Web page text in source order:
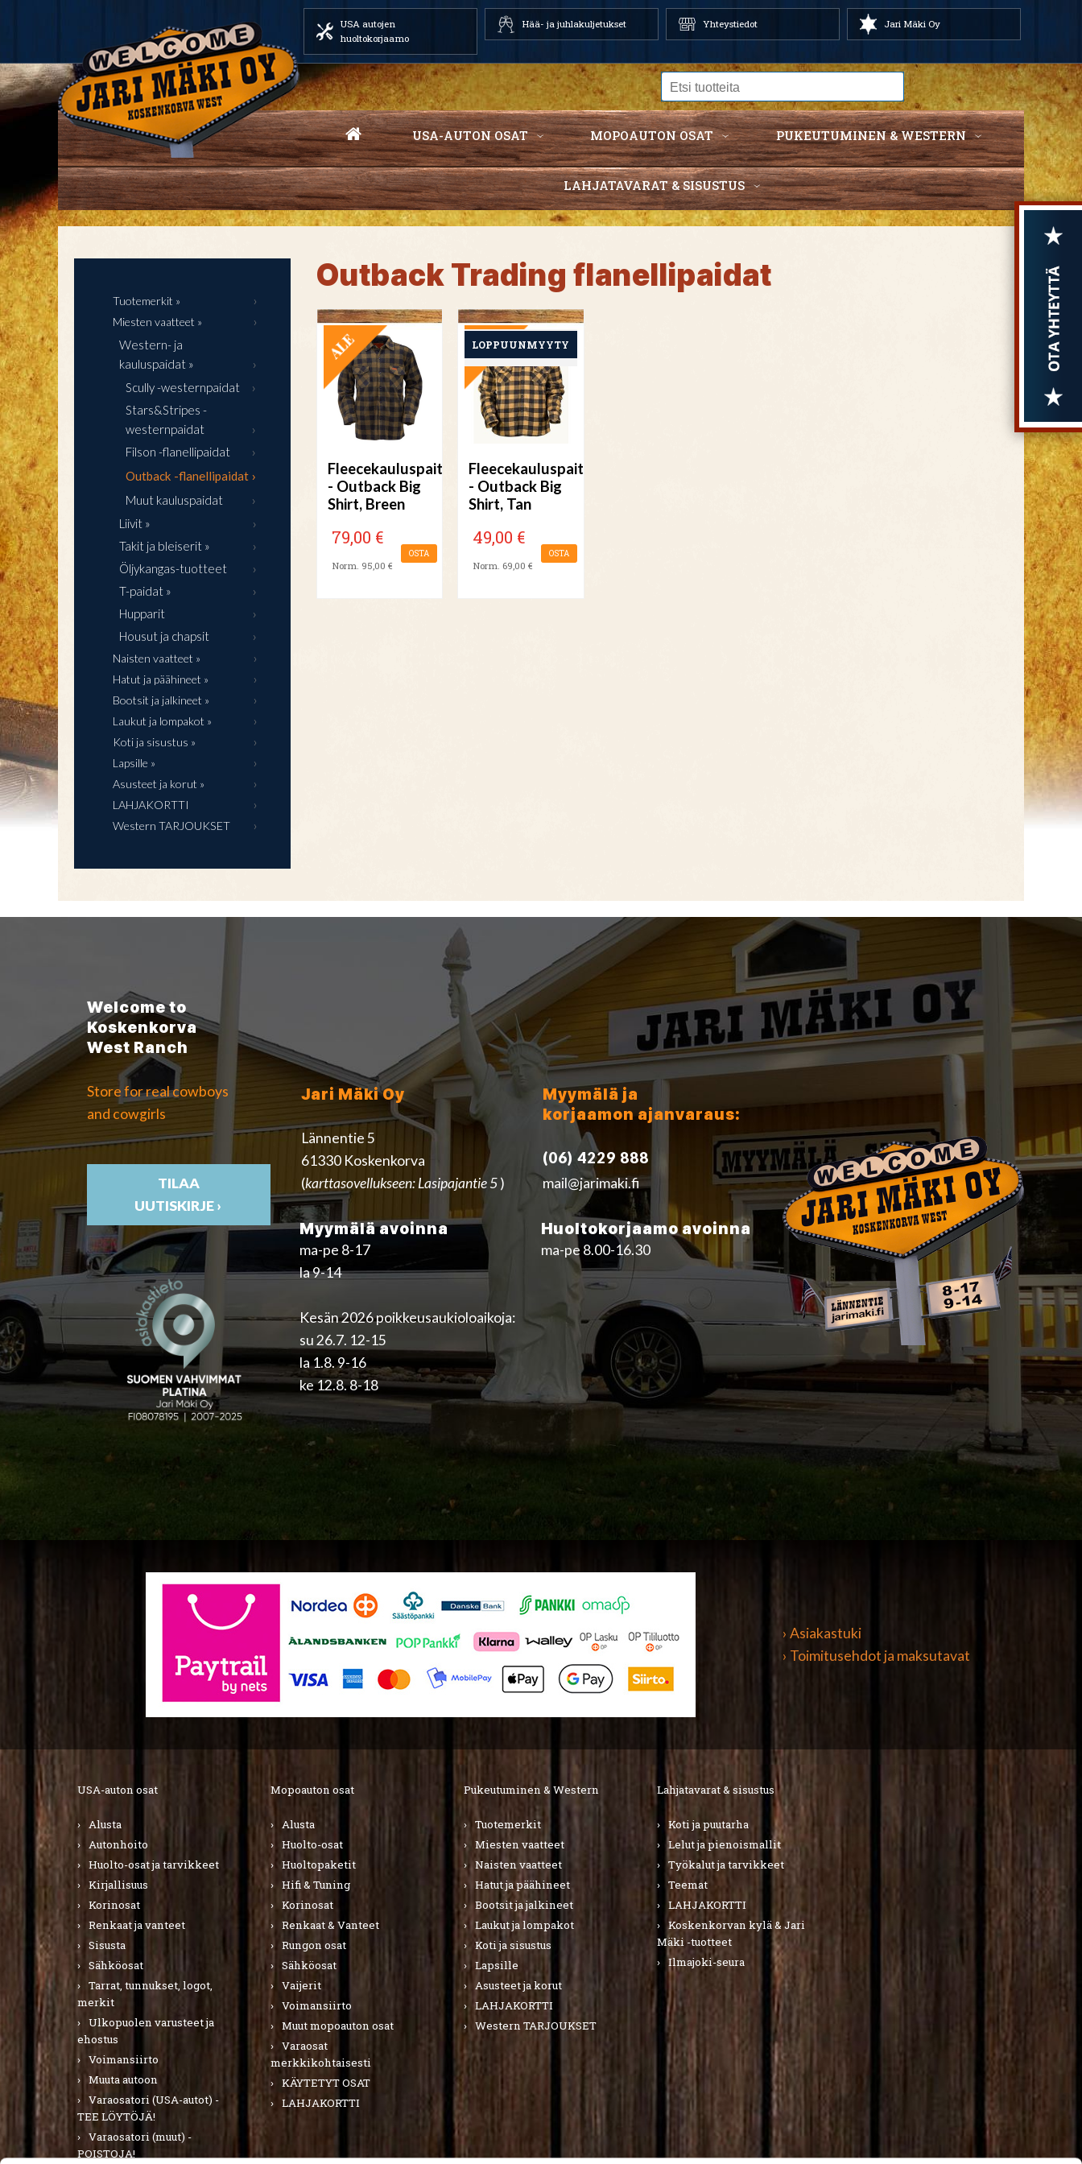
USA autojen
huoltokorjaamo
Hää- ja juhlakuljetukset Yhteystiedot Jari Mäki Oy
USA-AUTON OSAT MOPOAUTON OSAT PUKEUTUMINEN & WESTERN
LAHJATAVARAT & SISUSTUS
Tuotemerkit »
Miesten vaatteet »
Western- ja
kauluspaidat »
Scully -westernpaidat
Stars&Stripes -
westernpaidat
Filson -flanellipaidat
Outback -flanellipaidat
Muut kauluspaidat
Liivit »
Takit ja bleiserit »
Öljykangas-tuotteet
T-paidat »
Hupparit
Housut ja chapsit
Naisten vaatteet »
Hatut ja päähineet »
Bootsit ja jalkineet »
Laukut ja lompakot »
Koti ja sisustus »
Lapsille »
Asusteet ja korut »
LAHJAKORTTI
Western TARJOUKSET
Outback Trading flanellipaidat
TARJOUS
Fleecekauluspaita
- Outback Big
Shirt, Breen
79,00 €
Norm. 95,00 €
OSTA
Fleecekauluspaita
- Outback Big
Shirt, Tan
49,00 €
Norm. 69,00 €
OSTA
Welcome to
Koskenkorva
West Ranch
Store for real cowboys
and cowgirls
TILAA
UUTISKIRJE ›
Jari Mäki Oy
Lännentie 5
61330 Koskenkorva
(karttasovellukseen: Lasipajantie 5)
Myymälä ja
korjaamon ajanvaraus:
(06) 4229 888
mail@jarimaki.fi
Myymälä avoinna
ma-pe 8-17
la 9-14
Kesän 2026 poikkeusaukioloaikoja:
su 26.7. 12-15
la 1.8. 9-16
ke 12.8. 8-18
Huoltokorjaamo avoinna
ma-pe 8.00-16.30
› Asiakastuki
› Toimitusehdot ja maksutavat
USA-auton osat
Alusta
Autonhoito
Huolto-osat ja tarvikkeet
Kirjallisuus
Korinosat
Renkaat ja vanteet
Sisusta
Sähköosat
Tarrat, tunnukset, logot,
merkit
Ulkopuolen varusteet ja
ehostus
Voimansiirto
Muuta autoon
Varaosatori (USA-autot) -
TEE LÖYTÖJÄ!
Varaosatori (muut) -
POISTOJA!
Mopoauton osat
Alusta
Huolto-osat
Huoltopaketit
Hifi & Tuning
Korinosat
Renkaat & Vanteet
Rungon osat
Sähköosat
Vaijerit
Voimansiirto
Muut mopoauton osat
Varaosat
merkkikohtaisesti
KÄYTETYT OSAT
LAHJAKORTTI
Pukeutuminen & Western
Tuotemerkit
Miesten vaatteet
Naisten vaatteet
Hatut ja päähineet
Bootsit ja jalkineet
Laukut ja lompakot
Koti ja sisustus
Lapsille
Asusteet ja korut
LAHJAKORTTI
Western TARJOUKSET
Lahjatavarat & sisustus
Koti ja puutarha
Lelut ja pienoismallit
Työkalut ja tarvikkeet
Teemat
LAHJAKORTTI
Koskenkorvan kylä & Jari
Mäki -tuotteet
Ilmajoki-seura